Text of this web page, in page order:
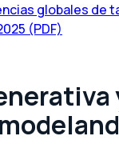
globales de
(PDF)